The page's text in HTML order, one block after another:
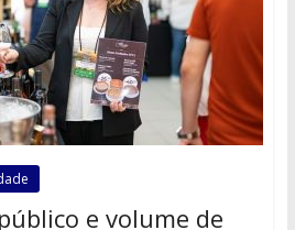
e volume de